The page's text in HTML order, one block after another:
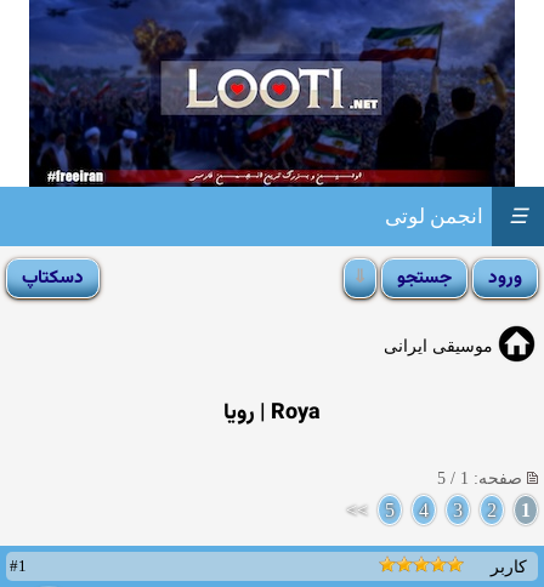
انجمن لوتی ☰
موسیقی ایرانی
Roya | رویا
صفحه: 1 / 5
1
2
3
4
5
>>
کاربر
#1